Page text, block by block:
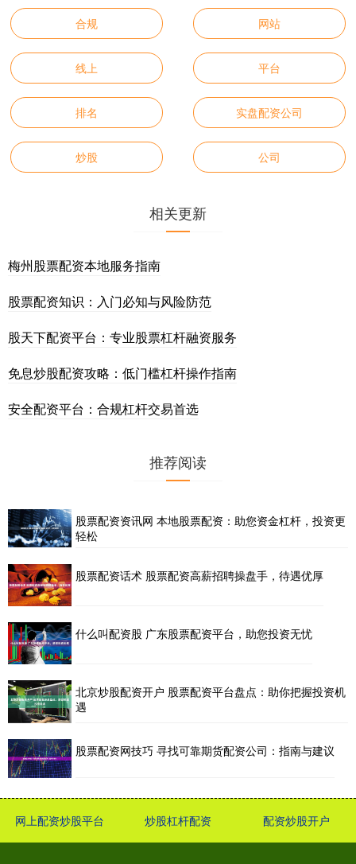
合规 网站
线上 平台
排名 实盘配资公司
炒股 公司
相关更新
梅州股票配资本地服务指南
股票配资知识：入门必知与风险防范
股天下配资平台：专业股票杠杆融资服务
免息炒股配资攻略：低门槛杠杆操作指南
安全配资平台：合规杠杆交易首选
推荐阅读
股票配资资讯网 本地股票配资：助您资金杠杆，投资更
轻松
股票配资话术 股票配资高薪招聘操盘手，待遇优厚
什么叫配资股 广东股票配资平台，助您投资无忧
北京炒股配资开户 股票配资平台盘点：助你把握投资机
遇
股票配资网技巧 寻找可靠期货配资公司：指南与建议
网上配资炒股平台 炒股杠杆配资 配资炒股开户